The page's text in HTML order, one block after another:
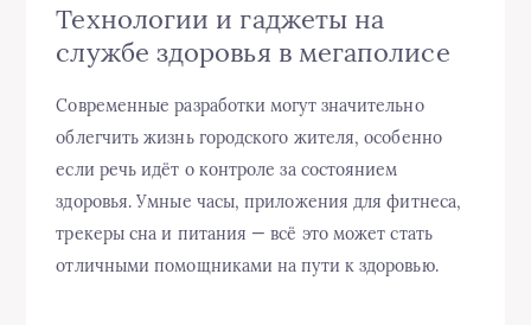
Технологии и гаджеты на
службе здоровья в мегаполисе
Современные разработки могут значительно
облегчить жизнь городского жителя, особенно
если речь идёт о контроле за состоянием
здоровья. Умные часы, приложения для фитнеса,
трекеры сна и питания — всё это может стать
отличными помощниками на пути к здоровью.